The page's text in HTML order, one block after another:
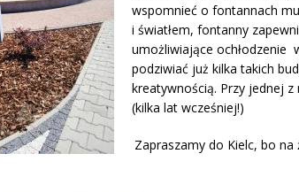
wspomnieć o fontannach
i światłem, fontanny
umożliwiające ochłodzenie
podziwiać już kilka takich
kreatywnością. Przy jednej
(kilka lat wcześniej!)
Zapraszamy do Kielc, bo